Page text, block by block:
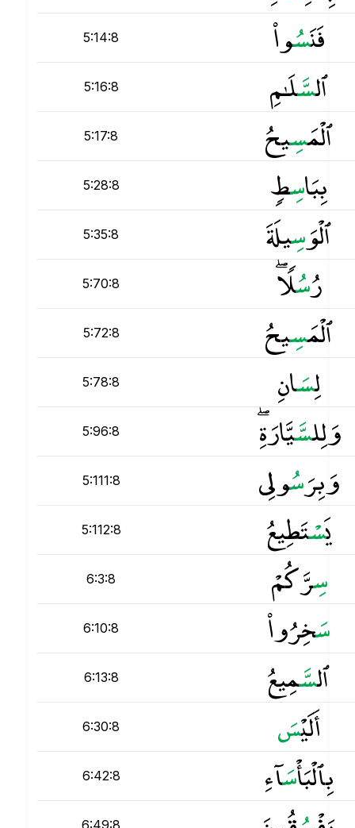
5:14:8 فَنَسُوا۟
5:16:8 ٱلسَّلَـٰمِ
5:17:8 ٱلْمَسِيحُ
5:28:8 بِبَاسِطٍۢ
5:35:8 ٱلْوَسِيلَةَ
5:70:8 رُسُلًۭا ۖ
5:72:8 ٱلْمَسِيحُ
5:78:8 لِسَانِ
5:96:8 وَلِلسَّيَّارَةِ ۖ
5:111:8 وَبِرَسُولِى
5:112:8 يَسْتَطِيعُ
6:3:8 سِرَّكُمْ
6:10:8 سَخِرُوا۟
6:13:8 ٱلسَّمِيعُ
6:30:8 أَلَيْس
6:42:8 بِٱلْبَأْسَآءِ
6:49:8